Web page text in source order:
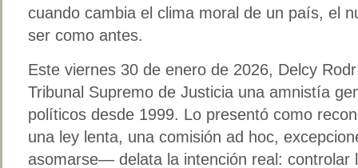
cuando cambia el clima moral de un país, el
ser como antes.
Este viernes 30 de enero de 2026, Delcy
Tribunal Supremo de Justicia una amnistía
políticos desde 1999. Lo presentó como
una ley lenta, una comisión ad hoc,
asomarse— delata la intención real: controlar